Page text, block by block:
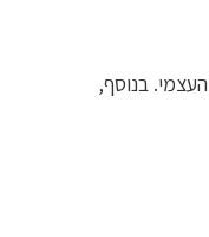
בנוסף,